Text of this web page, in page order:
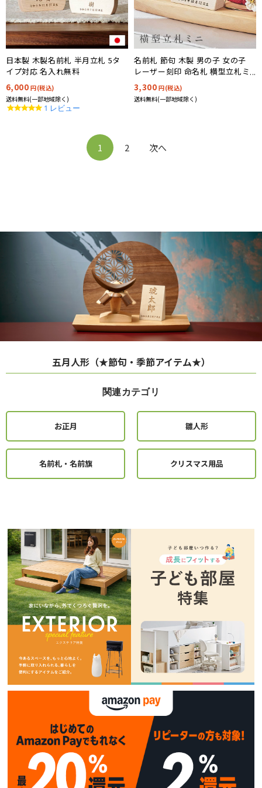
日本製 木製名前札 半月立札 5タ
イプ対応 名入れ無料
6,000円(税込)
送料無料(一部地域除く)
5.0
1 レビュー
名前札 節句 木製 男の子 女の子
レーザー刻印 命名札 横型立札ミ
ニ 名入れ無料 日本製
3,300円(税込)
送料無料(一部地域除く)
1 2 次へ
五月人形（★節句・季節アイテム★）
関連カテゴリ
お正月 雛人形
名前札・名前旗 クリスマス用品